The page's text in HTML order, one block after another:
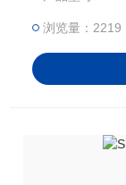
浏览量：2219